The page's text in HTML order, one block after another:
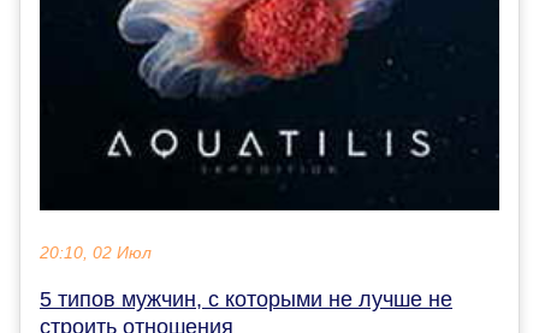
20:10, 02 Июл
5 типов мужчин, с которыми не лучше не
строить отношения